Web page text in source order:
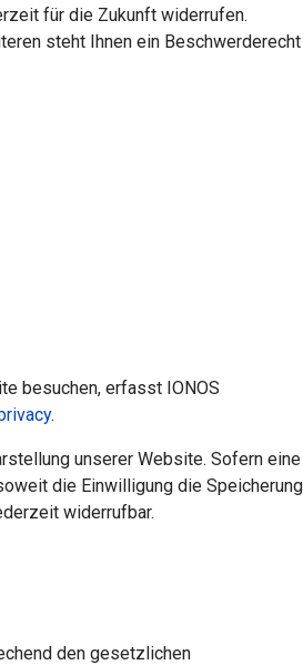
für die Zukunft widerrufen.
steht Ihnen ein Beschwerderecht
besuchen, erfasst IONOS
.
unserer Website. Sofern eine
die Einwilligung die Speicherung
widerrufbar.
den gesetzlichen